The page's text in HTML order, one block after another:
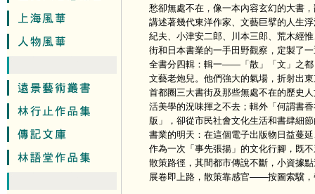
愁卻無處不在，像一本內容玄幻的大書
講述著幾代東洋作家、文藝巨擘的人生
紀夫、小津安二郎、川本三郎、荒木經
街和日本書業的一手田野觀察，定製了
全書分四輯：輯一——「散」「文」之都
文藝老炮兒。他們強大的氣場，折射出
首都圈三大書街及那些無處不在的歷史
活美學的況味揮之不去；輯外「何謂書
版」，卻從市民社會文化生活和書肆細
書業的明天：在這個電子出版物日益蔓
作為一次「事先張揚」的文化行腳，既
散策路徑，其間都市傳說不斷，小資據
展卷即上路，散策靠感官——按圖索驥，